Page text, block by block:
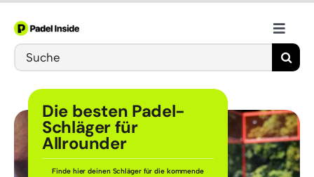
content
Toggle
Schläger
Bälle
Schuhe
Search
for:
Die besten Padel-
Schläger für
Allrounder
Finde hier deinen Schläger für die kommende